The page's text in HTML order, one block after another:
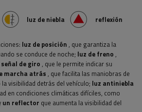
luz de niebla reflexión
luz de posición , que garantiza la
se conduce de noche; luz de freno ,
señal de giro , que le permite indicar su
marcha atrás , que facilita las maniobras de
visibilidad detrás del vehículo; luz antiniebla
en condiciones climáticas difíciles, como
un reflector que aumenta la visibilidad del